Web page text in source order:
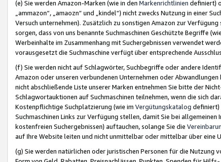
(e) Sie werden Amazon-Marken (wie in den Markenrichtlinien definiert)
„ammazon“, „amaozn“ und „kindel“) nicht zwecks Nutzung in einer
Versuch unternehmen). Zusätzlich zu sonstigen Amazon zur
sorgen, dass von uns benannte Suchmaschinen Geschützte Begriffe
Werbeinhalte im Zusammenhang mit Suchergebnissen verwendet
vorausgesetzt die Suchmaschine verfügt über entsprechende
(f) Sie werden nicht auf Schlagwörter, Suchbegriffe oder andere
Amazon oder unseren verbundenen Unternehmen oder
nicht abschließende Liste unserer Marken entnehmen Sie bitte der
Schlagwortauktionen auf Suchmaschinen teilnehmen, wenn die sich
Kostenpflichtige Suchplatzierung (wie im Vergütungskatalog definiert)
Suchmaschinen Links zur Verfügung stellen, damit Sie bei
kostenfreien Suchergebnissen) auftauchen, solange Sie die
auf Ihre Website leiten und nicht unmittelbar oder mittelbar über eine
(g) Sie werden natürlichen oder juristischen Personen für die Nutzung